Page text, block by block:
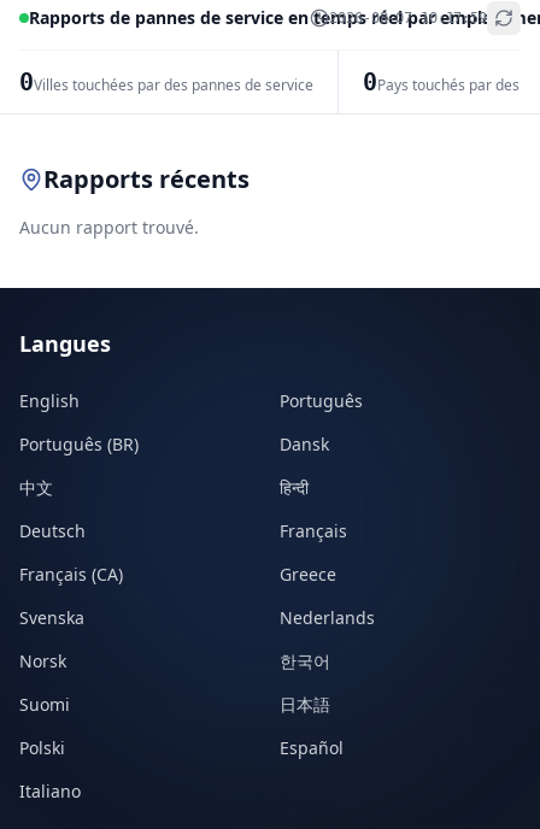
Rapports de pannes de service en temps réel par
2026-08-07 10:17:59
0Villes touchées par des pannes de service 0Pays touchés par des
+
Rapports récents
Aucun rapport trouvé.
Langues
English
Português
Português (BR)
Dansk
中文
हिन्दी
Deutsch
Français
Français (CA)
Greece
Svenska
Nederlands
Norsk
한국어
Suomi
日本語
Polski
Español
Italiano